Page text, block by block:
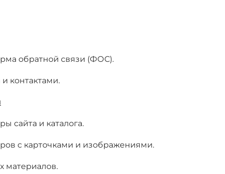
обратной связи (ФОС).
контактами.
сайта и каталога.
с карточками и изображениями.
материалов.